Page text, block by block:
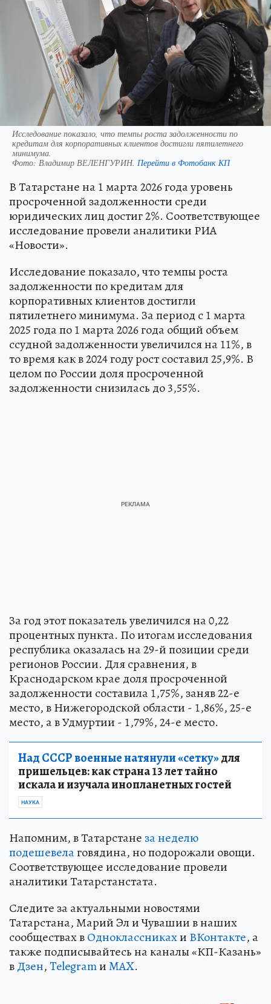
Исследование показало, что темпы роста задолженности по
кредитам для корпоративных клиентов достигли пятилетнего
минимума.
Фото: Владимир ВЕЛЕНГУРИН. Перейти в Фотобанк КП
В Татарстане на 1 марта 2026 года уровень
просроченной задолженности среди
юридических лиц достиг 2%. Соответствующее
исследование провели аналитики РИА
«Новости».
Исследование показало, что темпы роста
задолженности по кредитам для
корпоративных клиентов достигли
пятилетнего минимума. За период с 1 марта
2025 года по 1 марта 2026 года общий объем
ссудной задолженности увеличился на 11%, в
то время как в 2024 году рост составил 25,9%. В
целом по России доля просроченной
задолженности снизилась до 3,55%.
За год этот показатель увеличился на 0,22
процентных пункта. По итогам исследования
республика оказалась на 29-й позиции среди
регионов России. Для сравнения, в
Краснодарском крае доля просроченной
задолженности составила 1,75%, заняв 22-е
место, в Нижегородской области - 1,86%, 25-е
место, а в Удмуртии - 1,79%, 24-е место.
Над СССР военные натянули «сетку»для
пришельцев: как страна 13 лет тайно
искала и изучала инопланетных гостей
НАУКА
Напомним, в Татарстане за неделю
подешевелаговядина, но подорожали овощи.
Соответствующее исследование провели
аналитики Татарстанстата.
Следите за актуальными новостями
Татарстана, Марий Эл и Чувашии в наших
сообществах вОдноклассникахи ВКонтакте, а
также подписывайтесь на каналы «КП-Казань»
вДзен,TelegramиMAX.